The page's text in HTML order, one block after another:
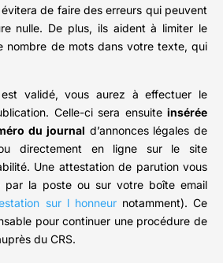
de faire des erreurs qui peuvent
nulle. De plus, ils aident à limiter le
nombre de mots dans votre texte, qui
validé, vous aurez à effectuer le
Celle-ci sera ensuite insérée
du journal d’annonces légales de
directement en ligne sur le site
Une attestation de parution vous
par la poste ou sur votre boîte email
sur l honneurnotamment). Ce
pour continuer une procédure de
du CRS.